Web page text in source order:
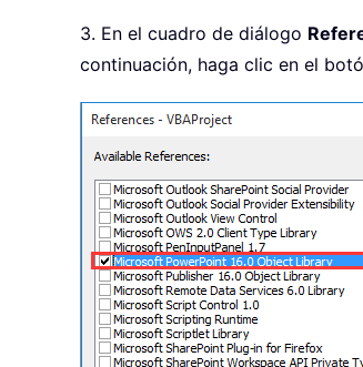
3. En el cuadro de diálogo
continuación, haga clic en el